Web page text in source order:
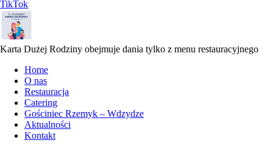
TikTok
Karta Dużej Rodziny obejmuje dania tylko z menu restauracyjnego
Home
O nas
Restauracja
Catering
Gościniec Rzemyk – Wdzydze
Aktualności
Kontakt